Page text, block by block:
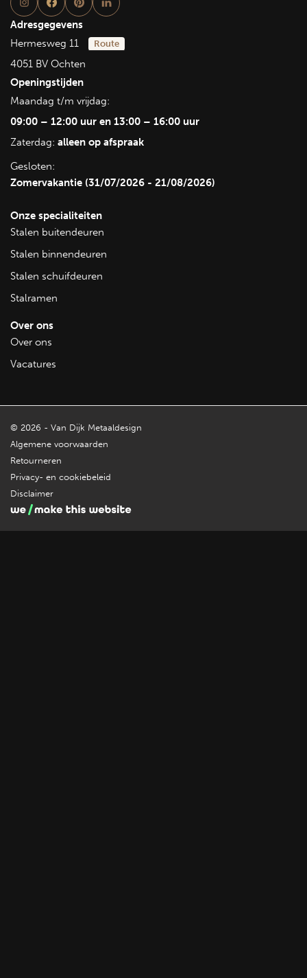
Adresgegevens
Hermesweg 11
Route
4051 BV Ochten
Openingstijden
Maandag t/m vrijdag:
09:00 – 12:00 uur en 13:00 – 16:00 uur
Zaterdag: alleen op afspraak
Gesloten:
Zomervakantie (31/07/2026 - 21/08/2026)
Onze specialiteiten
Stalen buitendeuren
Stalen binnendeuren
Stalen schuifdeuren
Stalramen
Over ons
Over ons
Vacatures
© 2026 - Van Dijk Metaaldesign
Algemene voorwaarden
Retourneren
Privacy- en cookiebeleid
Disclaimer